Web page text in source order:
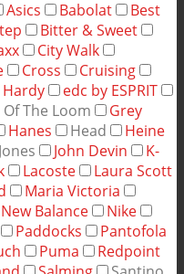
Asics Babolat
Best
Bitter & Sweet
City Walk
Cross
Cruising
Hardy
edc by ESPRIT
The Loom
Grey
Hanes Head
Heine
John Devin
K-
Lacoste
Laura Scott
Maria Victoria
New Balance
Nike
Paddocks
Pantofola
Puma
Redpoint